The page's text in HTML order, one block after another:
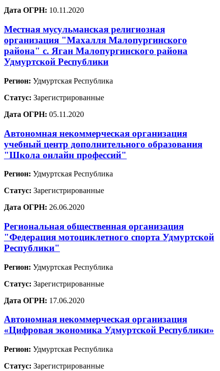
Дата ОГРН: 10.11.2020
Местная мусульманская религиозная
организация "Махалля Малопургинского
района" с. Яган Малопургинского района
Удмуртской Республики
Регион: Удмуртская Республика
Статус: Зарегистрированные
Дата ОГРН: 05.11.2020
Автономная некоммерческая организация
учебный центр дополнительного образования
"Школа онлайн профессий"
Регион: Удмуртская Республика
Статус: Зарегистрированные
Дата ОГРН: 26.06.2020
Региональная общественная организация
"Федерация мотоциклетного спорта Удмуртской
Республики"
Регион: Удмуртская Республика
Статус: Зарегистрированные
Дата ОГРН: 17.06.2020
Автономная некоммерческая организация
«Цифровая экономика Удмуртской Республики»
Регион: Удмуртская Республика
Статус: Зарегистрированные